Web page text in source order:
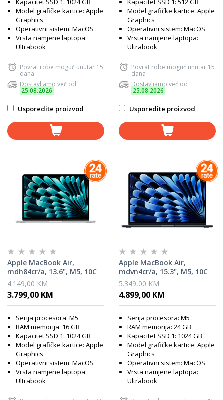
Kapacitet SSD 1: 1024 GB
Model grafičke kartice: Apple
Graphics
Operativni sistem: MacOS
Vrsta namjene laptopa:
Ultrabook
Povrat robe moguć unutar 15
dana
Dostavljamo već od
25.08.2026
Usporedite proizvod
Kapacitet SSD 1: 512 GB
Model grafičke kartice: Apple
Graphics
Operativni sistem: MacOS
Vrsta namjene laptopa:
Ultrabook
Povrat robe moguć unutar 15
dana
Dostavljamo već od
25.08.2026
Usporedite proizvod
Apple MacBook Air,
mdh84cr/a, 13.6", M5, 10C
GPU, 16GB RAM, 1TB SSD,
Silver, laptop
4.149,00 KM
3.799,00 KM
Serija procesora: M5
RAM memorija: 16 GB
Kapacitet SSD 1: 1024 GB
Model grafičke kartice: Apple
Graphics
Operativni sistem: MacOS
Vrsta namjene laptopa:
Ultrabook
Apple MacBook Air,
mdvn4cr/a, 15.3", M5, 10C
GPU, 24GB RAM, 1TB SSD,
Midnight, laptop
5.349,00 KM
4.899,00 KM
Serija procesora: M5
RAM memorija: 24 GB
Kapacitet SSD 1: 1024 GB
Model grafičke kartice: Apple
Graphics
Operativni sistem: MacOS
Vrsta namjene laptopa:
Ultrabook